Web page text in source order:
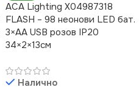
ACA Lighting X04987318
FLASH – 98 неонови LED бат.
3×AA USB розов IP20
34×2×13см
Налично